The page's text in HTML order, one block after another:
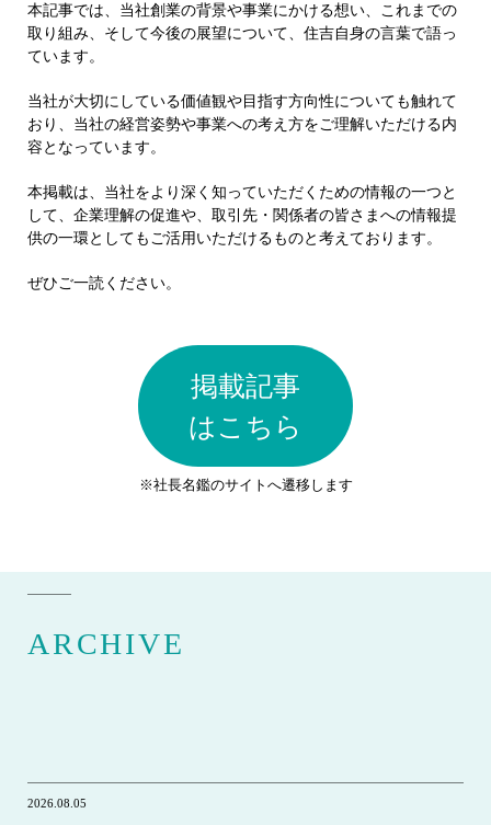
本記事では、当社創業の背景や事業にかける想い、これまでの
取り組み、そして今後の展望について、住吉自身の言葉で語っ
ています。
当社が大切にしている価値観や目指す方向性についても触れて
おり、当社の経営姿勢や事業への考え方をご理解いただける内
容となっています。
本掲載は、当社をより深く知っていただくための情報の一つと
して、企業理解の促進や、取引先・関係者の皆さまへの情報提
供の一環としてもご活用いただけるものと考えております。
ぜひご一読ください。
掲載記事
はこちら
※社長名鑑のサイトへ遷移します
ARCHIVE
2026.08.05